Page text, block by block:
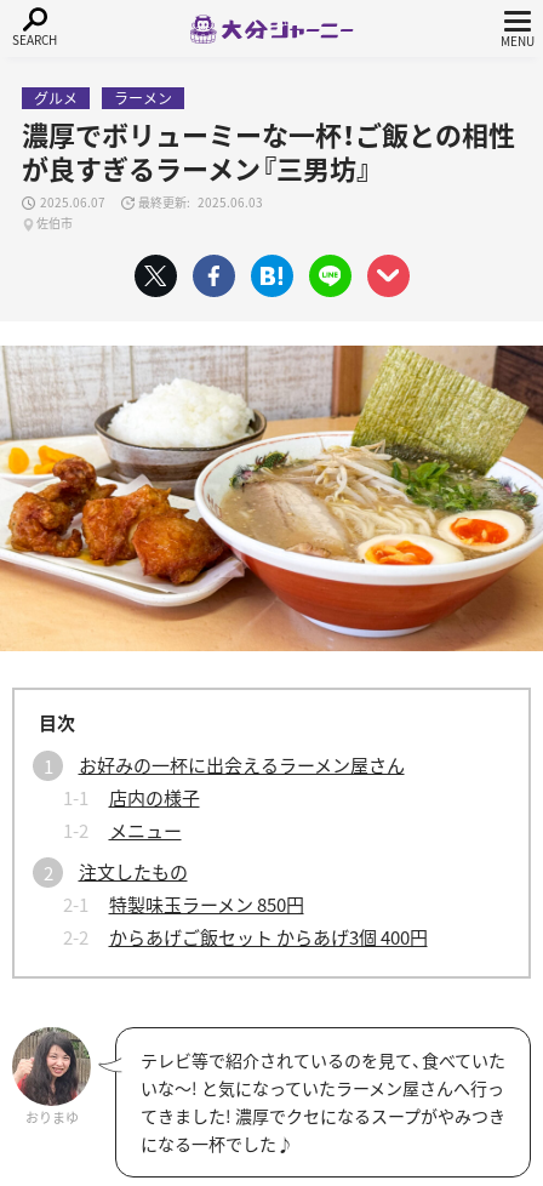
グルメ ラーメン
濃厚でボリューミーな一杯！ご飯との相性
が良すぎるラーメン『三男坊』
2025.06.07
2025.06.03
佐伯市
お好みの一杯に出会えるラーメン屋さん
店内の様子
メニュー
注文したもの
特製味玉ラーメン 850円
からあげご飯セット からあげ3個 400円
おりまゆ
テレビ等で紹介されているのを見て、食べていた
いな～! と気になっていたラーメン屋さんへ行っ
てきました! 濃厚でクセになるスープがやみつき
になる一杯でした♪